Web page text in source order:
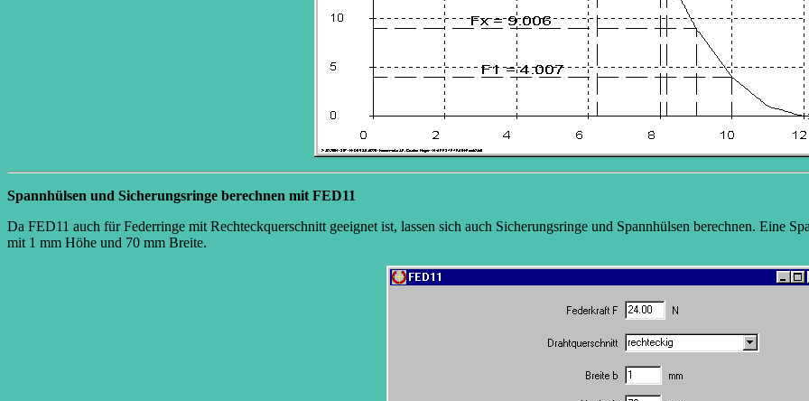
Spannhülsen und Sicherungsringe berechnen mit FED11
Da FED11 auch für Federringe mit Rechteckquerschnitt geeignet ist, lassen sich auch Sicherungsringe und Spannhülsen berechnen. Eine
mit 1 mm Höhe und 70 mm Breite.